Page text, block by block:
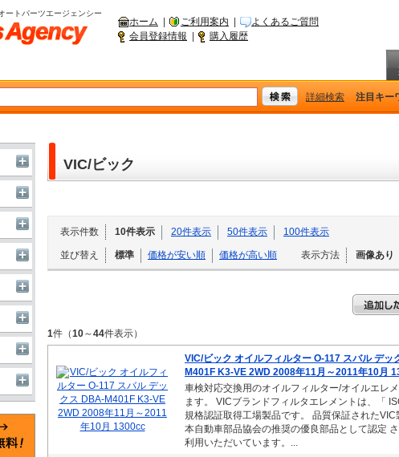
ートパーツエージェンシー
ホーム ご利用案内
よくあるご質問
会員登録情報
購入履歴
詳細検索 注目キー
VIC/ビック
表示件数 10件表示 20件表示 50件表示 100件表示
並び替え 標準 価格が安い順 価格が高い順 表示方法 画像あり
1件（10～44件表示）
VIC/ビック オイルフィルター O-117 スバル デッ
M401F K3-VE 2WD 2008年11月～2011年10月
車検対応交換用のオイルフィルター/オイルエレ
ます。 VICブランドフィルタエレメントは、「
規格認証取得工場製品です。 品質保証されたVIC
本自動車部品協会の推奨の優良部品として認定
利用いただいています。...